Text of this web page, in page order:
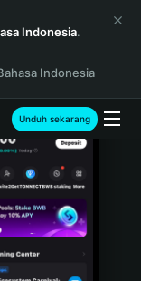
Indonesia.
Indonesia
Unduh sekarang